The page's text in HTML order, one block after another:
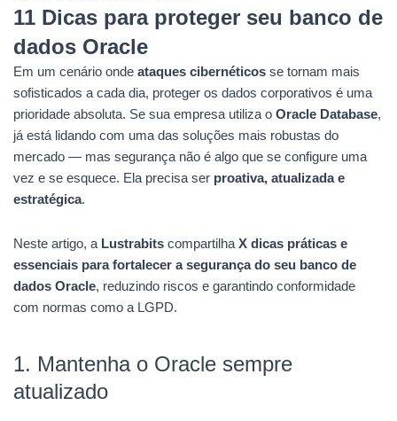
11 Dicas para proteger seu banco de
dados Oracle
Em um cenário onde ataques cibernéticos se tornam mais
sofisticados a cada dia, proteger os dados corporativos é uma
prioridade absoluta. Se sua empresa utiliza o Oracle Database,
já está lidando com uma das soluções mais robustas do
mercado — mas segurança não é algo que se configure uma
vez e se esquece. Ela precisa ser proativa, atualizada e
estratégica.
Neste artigo, a Lustrabits compartilha X dicas práticas e
essenciais para fortalecer a segurança do seu banco de
dados Oracle, reduzindo riscos e garantindo conformidade
com normas como a LGPD.
1. Mantenha o Oracle sempre
atualizado